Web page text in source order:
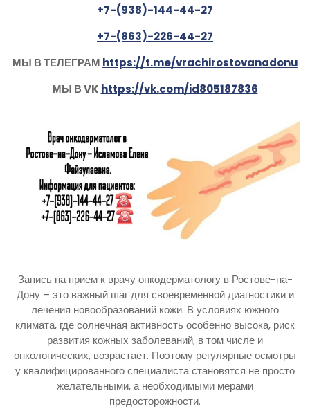
+7-(938)-144-44-27
+7-(863)-226-44-27
МЫ В ТЕЛЕГРАМ https://t.me/vrachirostovanadonu
МЫ В VK https://vk.com/id805187836
Запись на прием к врачу онкодерматологу в Ростове-на-
Дону – это важный шаг для своевременной диагностики и
лечения новообразований кожи. В условиях южного
климата, где солнечная активность особенно высока, риск
развития кожных заболеваний, в том числе и
онкологических, возрастает. Поэтому регулярные осмотры
у квалифицированного специалиста становятся не просто
желательными, а необходимыми мерами
предосторожности.